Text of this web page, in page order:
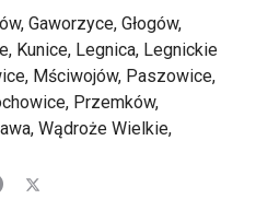
Gaworzyce, Głogów,
Kunice, Legnica, Legnickie
Mściwojów, Paszowice,
Przemków,
Wądroże Wielkie,